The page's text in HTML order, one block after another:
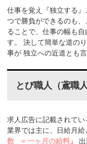
仕事を覚え『独立する』
つで勝負ができるのも、
ることで、仕事の幅も
す。
決して簡単な道の
事が 独立への近道とも
とび職人（鳶職
求人広告に記載されてい
業界では主に、日給月給
数 = 一ヶ月の給料』